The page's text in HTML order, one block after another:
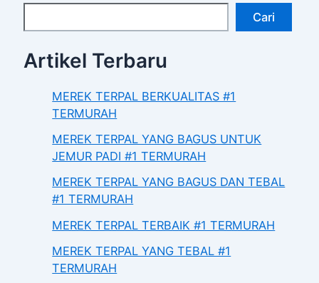
Cari
Artikel Terbaru
MEREK TERPAL BERKUALITAS #1
TERMURAH
MEREK TERPAL YANG BAGUS UNTUK
JEMUR PADI #1 TERMURAH
MEREK TERPAL YANG BAGUS DAN TEBAL
#1 TERMURAH
MEREK TERPAL TERBAIK #1 TERMURAH
MEREK TERPAL YANG TEBAL #1
TERMURAH